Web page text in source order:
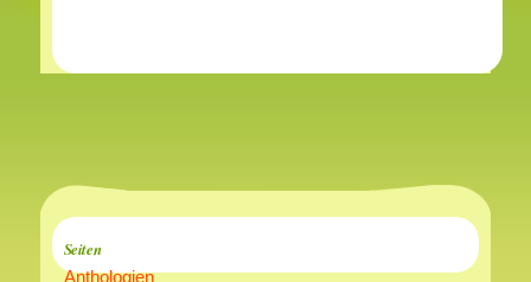
Seiten
Anthologien